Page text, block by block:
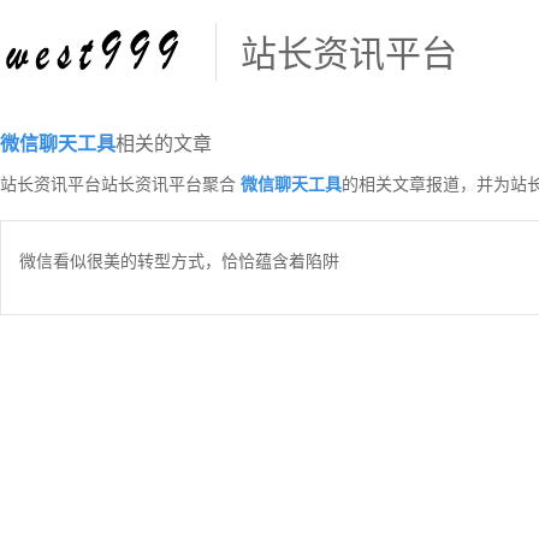
站长资讯平台
微信聊天工具相关的文章
站长资讯平台站长资讯平台聚合 微信聊天工具的相关文章报道，并为站
微信看似很美的转型方式，恰恰蕴含着陷阱